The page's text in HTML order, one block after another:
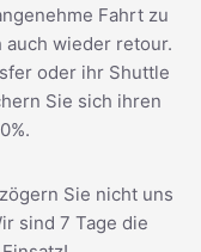
Fahrt zu
wieder retour.
oder ihr Shuttle
Sie sich ihren
Sie nicht uns
sind 7 Tage die